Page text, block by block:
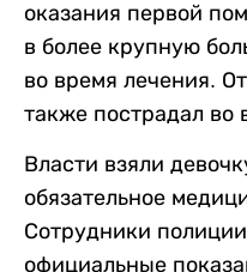
оказания первой
в более крупную
во время лечения.
также пострадал во
Власти взяли
обязательное
Сотрудники
официальные